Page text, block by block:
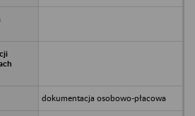
dokumentacja osobowo-płacowa